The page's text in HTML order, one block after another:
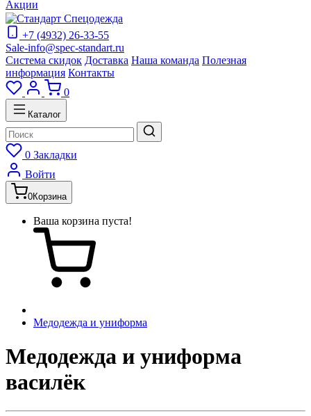
Акции
+7 (4932) 26-33-55
Sale-info@spec-standart.ru
Система скидок Доставка Наша команда Полезная
информация Контакты
0
Каталог
0 Закладки
Войти
0Корзина
Ваша корзина пуста!
Медодежда и униформа
Медодежда и униформа
василёк